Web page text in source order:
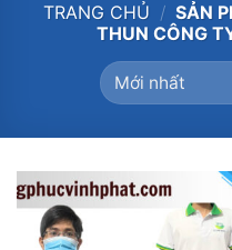
TRANG CHỦ / SẢN
THUN CÔNG